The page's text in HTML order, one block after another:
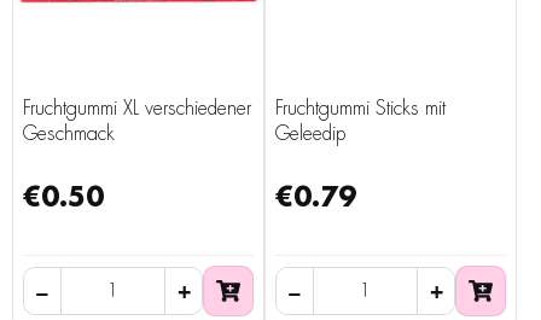
Fruchtgummi XL verschiedener
Geschmack
€0.50
Fruchtgummi Sticks mit
Geleedip
€0.79